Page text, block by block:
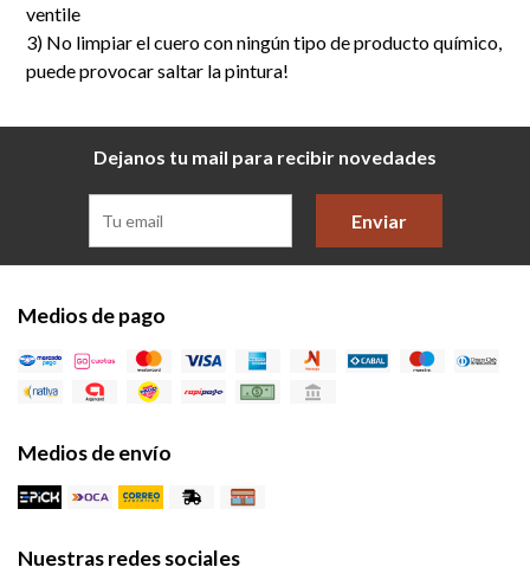
ventile
3) No limpiar el cuero con ningún tipo de producto químico,
puede provocar saltar la pintura!
Dejanos tu mail para recibir novedades
Enviar
Medios de pago
Medios de envío
Nuestras redes sociales